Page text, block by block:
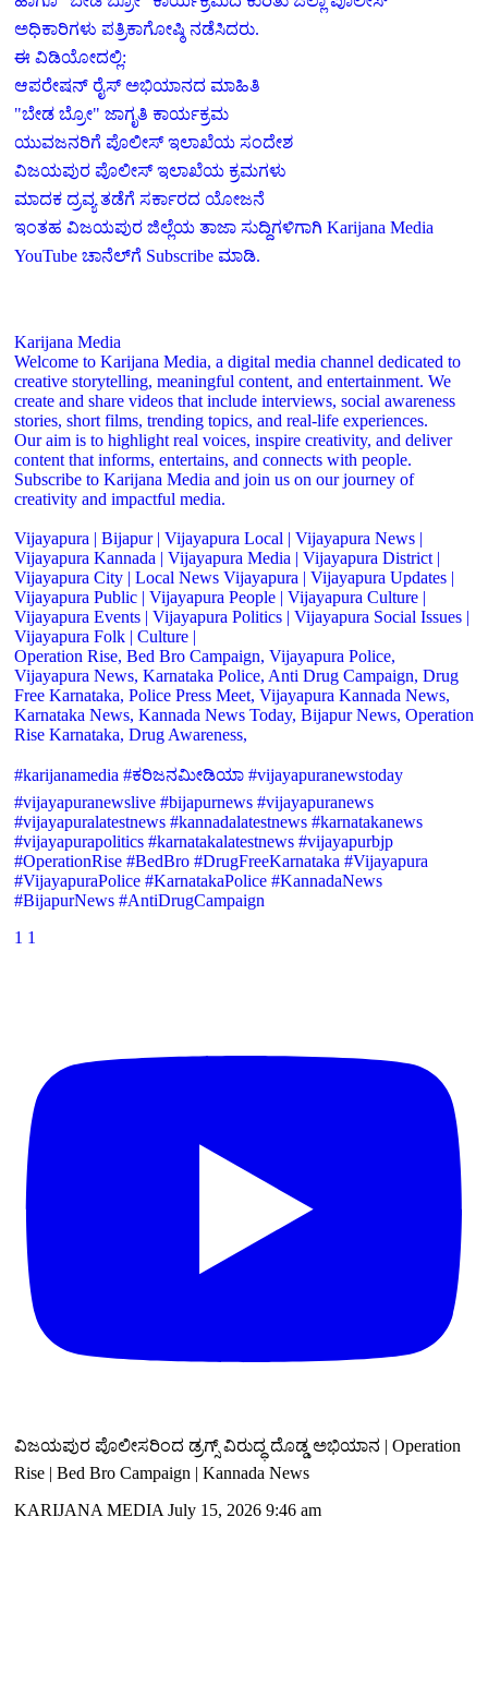
ಅಧಿಕಾರಿಗಳು ಪತ್ರಿಕಾಗೋಷ್ಠಿ ನಡೆಸಿದರು.
ಈ ವಿಡಿಯೋದಲ್ಲಿ:
ಆಪರೇಷನ್ ರೈಸ್ ಅಭಿಯಾನದ ಮಾಹಿತಿ
"ಬೇಡ ಬ್ರೋ" ಜಾಗೃತಿ ಕಾರ್ಯಕ್ರಮ
ಯುವಜನರಿಗೆ ಪೊಲೀಸ್ ಇಲಾಖೆಯ ಸಂದೇಶ
ವಿಜಯಪುರ ಪೊಲೀಸ್ ಇಲಾಖೆಯ ಕ್ರಮಗಳು
ಮಾದಕ ದ್ರವ್ಯ ತಡೆಗೆ ಸರ್ಕಾರದ ಯೋಜನೆ
ಇಂತಹ ವಿಜಯಪುರ ಜಿಲ್ಲೆಯ ತಾಜಾ ಸುದ್ದಿಗಳಿಗಾಗಿ Karijana Media
YouTube ಚಾನೆಲ್‌ಗೆ Subscribe ಮಾಡಿ.
Karijana Media
Welcome to Karijana Media, a digital media channel dedicated to
creative storytelling, meaningful content, and entertainment. We
create and share videos that include interviews, social awareness
stories, short films, trending topics, and real-life experiences.
Our aim is to highlight real voices, inspire creativity, and deliver
content that informs, entertains, and connects with people.
Subscribe to Karijana Media and join us on our journey of
creativity and impactful media.
Vijayapura | Bijapur | Vijayapura Local | Vijayapura News |
Vijayapura Kannada | Vijayapura Media | Vijayapura District |
Vijayapura City | Local News Vijayapura | Vijayapura Updates |
Vijayapura Public | Vijayapura People | Vijayapura Culture |
Vijayapura Events | Vijayapura Politics | Vijayapura Social Issues |
Vijayapura Folk | Culture |
Operation Rise, Bed Bro Campaign, Vijayapura Police,
Vijayapura News, Karnataka Police, Anti Drug Campaign, Drug
Free Karnataka, Police Press Meet, Vijayapura Kannada News,
Karnataka News, Kannada News Today, Bijapur News, Operation
Rise Karnataka, Drug Awareness,
#karijanamedia #ಕರಿಜನಮೀಡಿಯಾ #vijayapuranewstoday
#vijayapuranewslive #bijapurnews #vijayapuranews
#vijayapuralatestnews #kannadalatestnews #karnatakanews
#vijayapurapolitics #karnatakalatestnews #vijayapurbjp
#OperationRise #BedBro #DrugFreeKarnataka #Vijayapura
#VijayapuraPolice #KarnatakaPolice #KannadaNews
#BijapurNews #AntiDrugCampaign
1 1
ವಿಜಯಪುರ ಪೊಲೀಸರಿಂದ ಡ್ರಗ್ಸ್ ವಿರುದ್ಧ ದೊಡ್ಡ ಅಭಿಯಾನ | Operation
Rise | Bed Bro Campaign | Kannada News
KARIJANA MEDIA July 15, 2026 9:46 am